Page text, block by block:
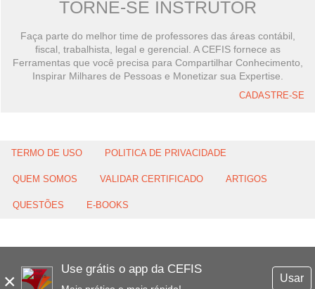
×
Use grátis o app da CEFIS
Usar
TORNE-SE INSTRUTOR
Faça parte do melhor time de professores das áreas contábil,
fiscal, trabalhista, legal e gerencial. A CEFIS fornece as
Ferramentas que você precisa para Compartilhar Conhecimento,
Inspirar Milhares de Pessoas e Monetizar sua Expertise.
CADASTRE-SE
TERMO DE USO POLITICA DE PRIVACIDADE
QUEM SOMOS VALIDAR CERTIFICADO ARTIGOS
QUESTÕES E-BOOKS